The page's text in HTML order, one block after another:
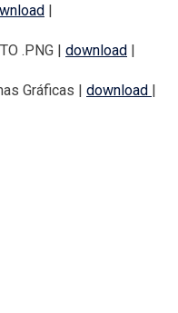
|
.PNG | download |
Gráficas | download |